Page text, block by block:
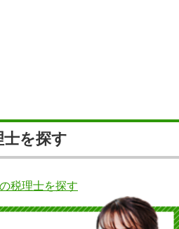
を探す
税理士を探す